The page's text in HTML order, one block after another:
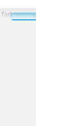
Novinka